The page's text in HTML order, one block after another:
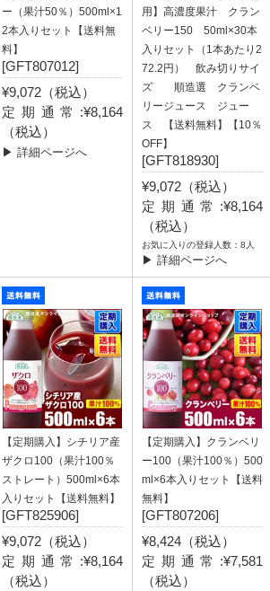
ー（果汁50％）500ml×1
2本入りセット【送料無
料】
[GFT807012]
¥9,072（税込）
定期通常:¥8,164
（税込）
▶ 詳細ページへ
用】高濃度果汁 クラン
ベリー150 50ml×30本
入りセット（1本あたり2
72.2円） 飲み切りサイ
ズ 順造選 クランベ
リージュース ジュー
ス 【送料無料】【10％
OFF】
[GFT818930]
¥9,072（税込）
定期通常:¥8,164
（税込）
お気に入りの登録人数：8人
▶ 詳細ページへ
【定期購入】シチリア産
ザクロ100（果汁100％
ストレート）500ml×6本
入りセット【送料無料】
[GFT825906]
¥9,072（税込）
定期通常:¥8,164
（税込）
【定期購入】クランベリ
ー100（果汁100％）500
ml×6本入りセット【送料
無料】
[GFT807206]
¥8,424（税込）
定期通常:¥7,581
（税込）